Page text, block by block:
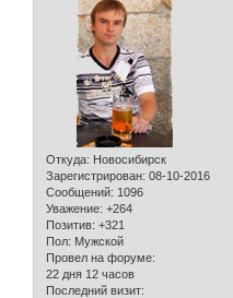
Откуда: Новосибирск
Зарегистрирован: 08-10-2016
Сообщений: 1096
Уважение: +264
Позитив: +321
Пол: Мужской
Провел на форуме:
22 дня 12 часов
Последний визит: